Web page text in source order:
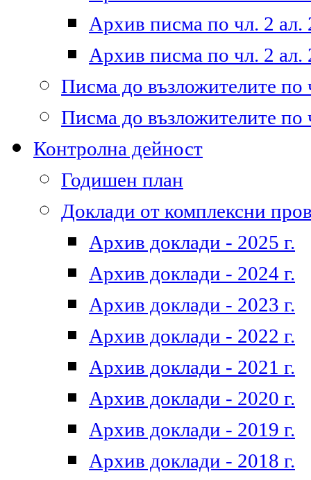
Архив писма по чл. 2 ал.
Архив писма по чл. 2 ал.
Писма до възложителите по
Писма до възложителите по
Контролна дейност
Годишен план
Доклади от комплексни
Архив доклади - 2025 г.
Архив доклади - 2024 г.
Архив доклади - 2023 г.
Архив доклади - 2022 г.
Архив доклади - 2021 г.
Архив доклади - 2020 г.
Архив доклади - 2019 г.
Архив доклади - 2018 г.